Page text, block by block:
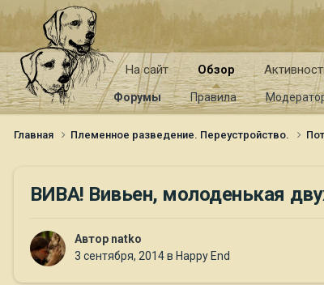
На сайт Обзор
Форумы Правила
Главная Племенное разведение. Переустройство.
ВИВА! Вивьен, молоденькая
Автор natko
3 сентября, 2014в Happy End